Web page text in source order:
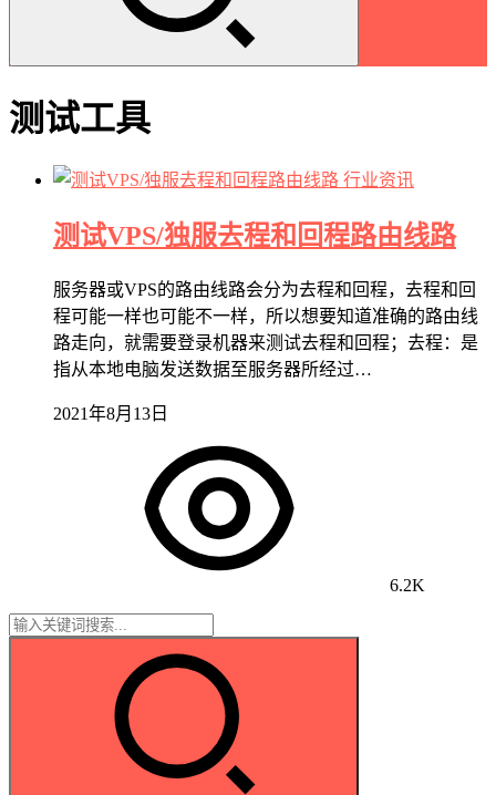
测试工具
行业资讯
测试VPS/独服去程和回程路由线路
服务器或VPS的路由线路会分为去程和回程，去程和回
程可能一样也可能不一样，所以想要知道准确的路由线
路走向，就需要登录机器来测试去程和回程；去程：是
指从本地电脑发送数据至服务器所经过…
2021年8月13日
6.2K